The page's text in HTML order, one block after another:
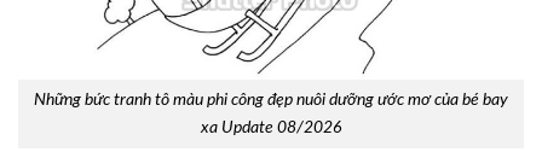
Những bức tranh tô màu phi công đẹp nuôi dưỡng ước mơ của bé bay
xa Update 08/2026